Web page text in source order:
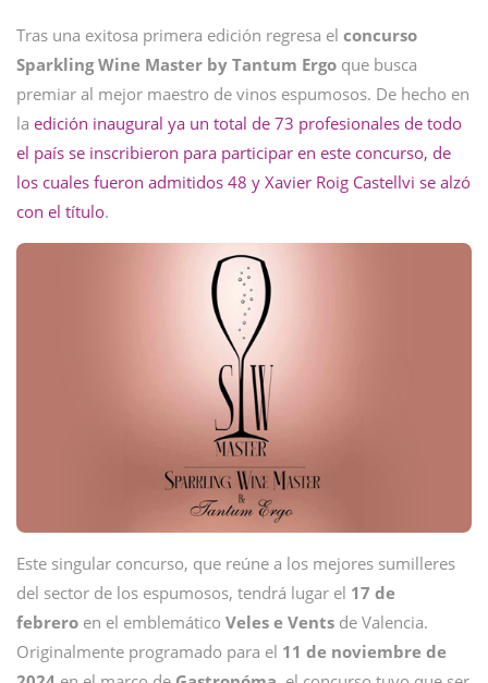
Tras una exitosa primera edición regresa el concurso
Sparkling Wine Master by Tantum Ergo que busca
premiar al mejor maestro de vinos espumosos. De hecho en
la edición inaugural ya un total de 73 profesionales de todo
el país se inscribieron para participar en este concurso, de
los cuales fueron admitidos 48 y Xavier Roig Castellvi se alzó
con el título.
Este singular concurso, que reúne a los mejores sumilleres
del sector de los espumosos, tendrá lugar el 17 de
febrero en el emblemático Veles e Vents de Valencia.
Originalmente programado para el 11 de noviembre de